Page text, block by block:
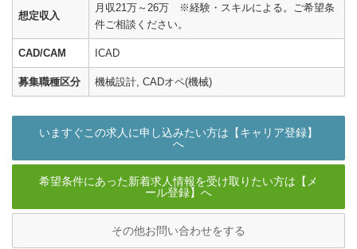
想定収入
月収21万～26万 ※経験・スキルによる。ご希望条
件ご相談ください。
CAD/CAM ICAD
募集職種区分 機械設計, CADオペ(機械)
いますぐこの求人に申し込みたい方は【キャリア登録】
へ
希望条件にあった新着求人情報を受け取りたい方は【メ
ール登録】へ
その他お問い合わせをする